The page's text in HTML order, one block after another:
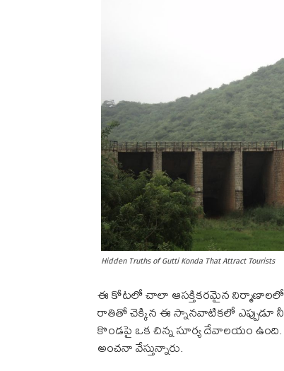
Hidden Truths of Gutti Konda That Attract Tourists
ఈ కోటలో చాలా ఆసక్తికరమైన నిర్మాణాలలో
రాతితో చెక్కిన ఈ స్నానవాటికలో ఎప్పుడూ
కొండపై ఒక చిన్న సూర్య దేవాలయం ఉంది.
అంచనా వేస్తున్నారు.